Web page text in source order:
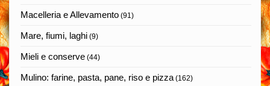
Macelleria e Allevamento (91)
Mare, fiumi, laghi (9)
Mieli e conserve (44)
Mulino: farine, pasta, pane, riso e pizza(162)